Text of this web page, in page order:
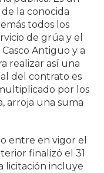
la conocida
todos los
de grúa y el
Antiguo y a
realizar así una
del contrato es
por los
arroja una suma
entre en vigor el
finalizó el 31
licitación incluye